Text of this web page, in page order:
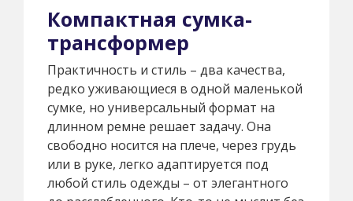
Компактная сумка-
трансформер
Практичность и стиль – два качества,
редко уживающиеся в одной маленькой
сумке, но универсальный формат на
длинном ремне решает задачу. Она
свободно носится на плече, через грудь
или в руке, легко адаптируется под
любой стиль одежды – от элегантного